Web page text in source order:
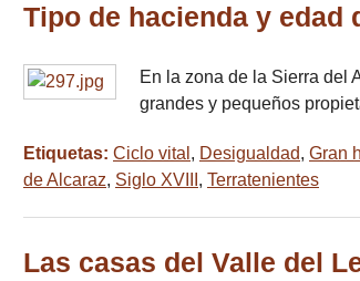
Tipo de hacienda y edad
En la zona de la Sierra del
grandes y pequeños
Etiquetas: Ciclo vital , Desigualdad, Gran
de Alcaraz, Siglo XVIII , Terratenientes
Las casas del Valle del